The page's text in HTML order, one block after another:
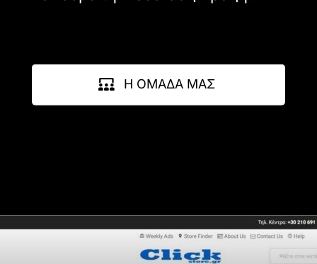
Η ΟΜΑΔΑ ΜΑΣ